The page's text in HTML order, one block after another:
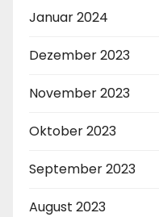
Januar 2024
Dezember 2023
November 2023
Oktober 2023
September 2023
August 2023